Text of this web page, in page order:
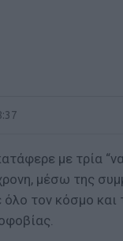
με τρία
μέσω της
τον κόσμο και